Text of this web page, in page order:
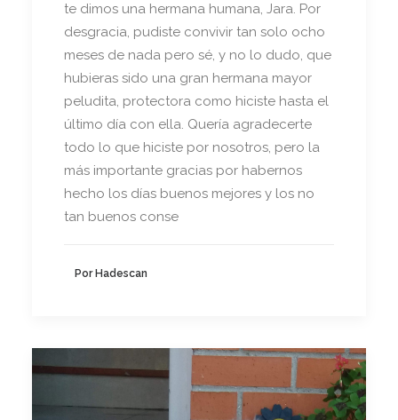
te dimos una hermana humana, Jara. Por
desgracia, pudiste convivir tan solo ocho
meses de nada pero sé, y no lo dudo, que
hubieras sido una gran hermana mayor
peludita, protectora como hiciste hasta el
último día con ella. Quería agradecerte
todo lo que hiciste por nosotros, pero la
más importante gracias por habernos
hecho los días buenos mejores y los no
tan buenos conse
Por Hadescan